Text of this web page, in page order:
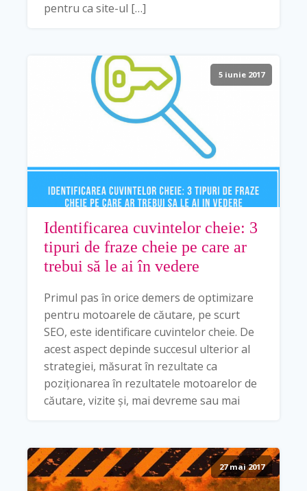
pentru ca site-ul […]
5 iunie 2017
Identificarea cuvintelor cheie: 3
tipuri de fraze cheie pe care ar
trebui să le ai în vedere
Primul pas în orice demers de optimizare
pentru motoarele de căutare, pe scurt
SEO, este identificare cuvintelor cheie. De
acest aspect depinde succesul ulterior al
strategiei, măsurat în rezultate ca
poziționarea în rezultatele motoarelor de
căutare, vizite și, mai devreme sau mai
27 mai 2017